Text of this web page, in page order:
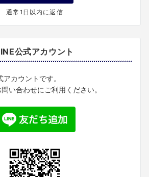
通常1日以内に返信
公式アカウント
カウントです。
い合わせにご利用ください。